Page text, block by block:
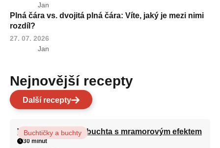
Jan
Plná čára vs. dvojitá plná čára: Víte, jaký je mezi nimi
rozdíl?
27. 07. 2026
Jan
Nejnovější recepty
Další recepty
Vláčná olejová litá buchta s mramorovým efektem
Buchtičky a buchty
30 minut